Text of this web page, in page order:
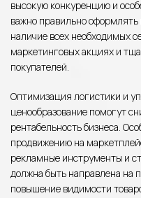
высокую конкуренцию и
важно правильно оформлять
наличие всех необходимых
маркетинговых акциях и
покупателей.
Оптимизация логистики и
ценообразование помогут
рентабельность бизнеса.
продвижению на
рекламные инструменты и
должна быть направлена на
повышение видимости